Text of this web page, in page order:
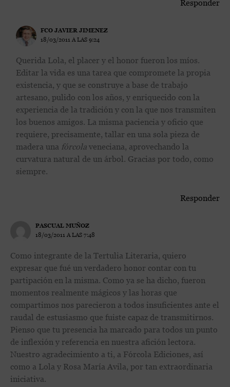
Responder
FCO JAVIER JIMENEZ
18/03/2011 A LAS 9:24
Querida Lola, el placer y el honor fueron los míos.
Editar la vida es una tarea que compromete la propia
existencia, y que se construye a base de trabajo
artesano, pulido con los años, y enriquecido con la
experiencia de la tradición y con la que nos transmiten
los buenos amigos. La misma paciencia y oficio que
requiere, precisamente, tallar en una sola pieza de
madera una fórcola veneciana, aprovechando la
curvatura natural de un árbol. Gracias por todo, como
siempre.
Responder
PASCUAL MUÑOZ
18/03/2011 A LAS 7:48
Como integrante de la Tertulia Literaria, quiero
expresar que fué un verdadero honor contar con tu
partipación en la misma. Como ya se ha dicho, fueron
momentos realmente mágicos y las horas que
compartimos nos parecieron a todos insuficientes ante el
raudal de estusiasmo que fuiste capaz de transmitirnos.
Pienso que tu presencia ha marcado para todos un punto
de inflexión y referencia en nuestra afición lectora.
Nuestro agradecimiento a ti, a Fórcola Ediciones, así
como a Lola y Rosa María Avila, por tan extraordinaria
iniciativa.